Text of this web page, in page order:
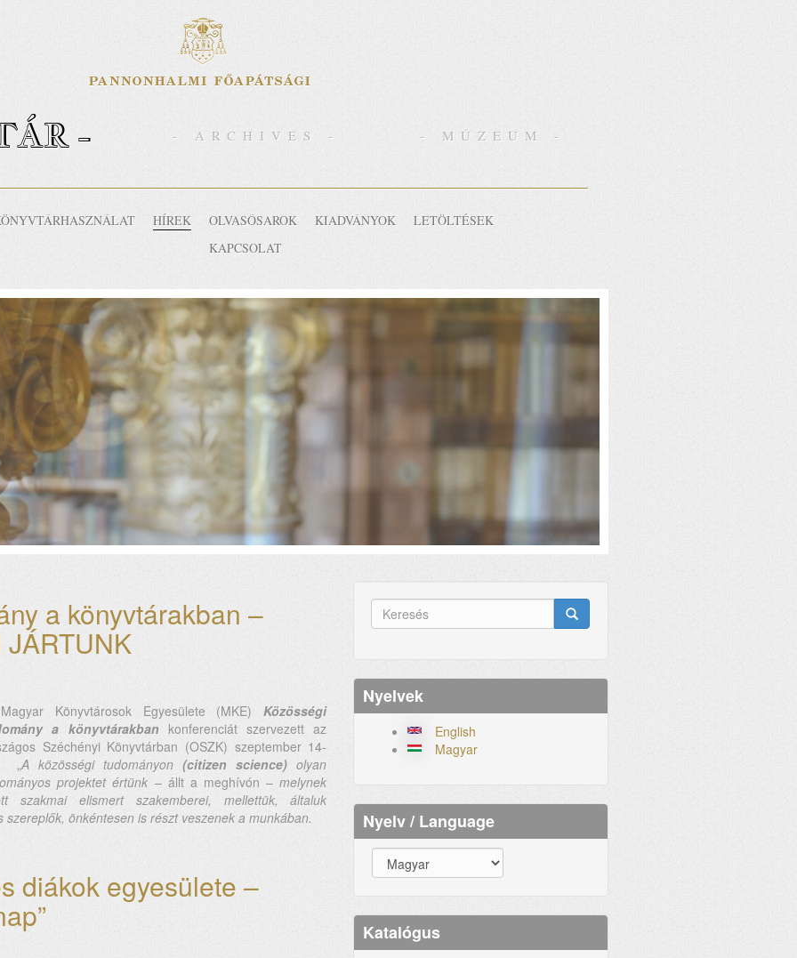
- - ARCHIVES - - MÚZEUM -
HÍREK OLVASÓSAROK KIADVÁNYOK
LETÖLTÉSEK
KAPCSOLAT
a könyvtárakban –
Könyvtárosok Egyesülete (MKE)Közösségi
a könyvtárakban konferenciát szervezett az
Széchényi Könyvtárban (OSZK) szeptember 14-
„A közösségi tudományon(citizen science) olyan
projektet értünk – állt a meghívón –melynek
szakmai elismert szakemberei, mellettük, általuk
önkéntesen is részt veszenek a munkában.
diákok egyesülete –
Keresés
Nyelvek
English
Magyar
Nyelv / Language
Katalógus